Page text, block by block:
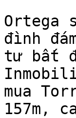
Ortega
đình
tư bất
mua
157m,